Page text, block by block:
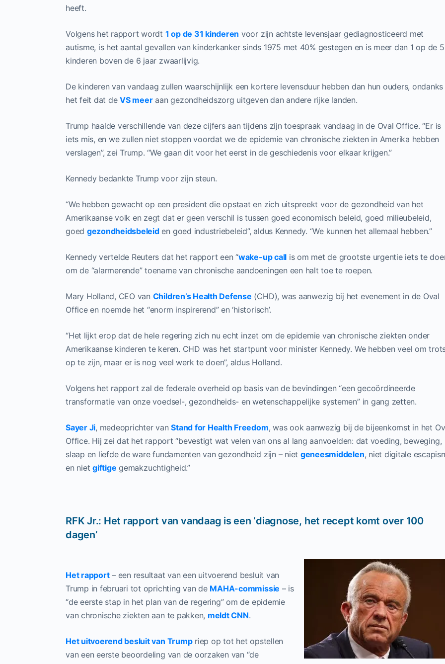
heeft.
Volgens het rapport wordt 1 op de 31 kinderen voor zijn achtste levensjaar gediagnosticeerd met
autisme, is het aantal gevallen van kinderkanker sinds 1975 met 40% gestegen en is meer dan 1 op de 5
kinderen boven de 6 jaar zwaarlijvig.
De kinderen van vandaag zullen waarschijnlijk een kortere levensduur hebben dan hun ouders, ondanks
het feit dat deVS meeraan gezondheidszorg uitgeven dan andere rijke landen.
Trump haalde verschillende van deze cijfers aan tijdens zijn toespraak vandaag in de Oval Office. “Er is
iets mis, en we zullen niet stoppen voordat we de epidemie van chronische ziekten in Amerika hebben
verslagen”, zei Trump. “We gaan dit voor het eerst in de geschiedenis voor elkaar krijgen.”
Kennedy bedankte Trump voor zijn steun.
“We hebben gewacht op een president die opstaat en zich uitspreekt voor de gezondheid van het
Amerikaanse volk en zegt dat er geen verschil is tussen goed economisch beleid, goed milieubeleid,
goed gezondheidsbeleiden goed industriebeleid”, aldus Kennedy. “We kunnen het allemaal hebben.”
Kennedy vertelde Reuters dat het rapport een “wake-up call is om met de grootste urgentie iets te
om de “alarmerende” toename van chronische aandoeningen een halt toe te roepen.
Mary Holland, CEO van Children’s Health Defense (CHD), was aanwezig bij het evenement in de Oval
Office en noemde het “enorm inspirerend” en ‘historisch’.
“Het lijkt erop dat de hele regering zich nu echt inzet om de epidemie van chronische ziekten onder
Amerikaanse kinderen te keren. CHD was het startpunt voor minister Kennedy. We hebben veel om
op te zijn, maar er is nog veel werk te doen”, aldus Holland.
Volgens het rapport zal de federale overheid op basis van de bevindingen “een gecoördineerde
transformatie van onze voedsel-, gezondheids- en wetenschappelijke systemen” in gang zetten.
Sayer Ji, medeoprichter vanStand for Health Freedom, was ook aanwezig bij de bijeenkomst in het
Office. Hij zei dat het rapport “bevestigt wat velen van ons al lang aanvoelden: dat voeding, beweging,
slaap en liefde de ware fundamenten van gezondheid zijn – niet geneesmiddelen, niet digitale
en nietgiftige gemakzuchtigheid.”
RFK Jr.: Het rapport van vandaag is een ‘diagnose, het recept komt over 100
dagen’
Het rapport– een resultaat van een uitvoerend besluit van
Trump in februari tot oprichting van de MAHA-commissie – is
“de eerste stap in het plan van de regering” om de epidemie
van chronische ziekten aan te pakken, meldt CNN.
Het uitvoerend besluit van Trumpriep op tot het opstellen
van een eerste beoordeling van de oorzaken van “de